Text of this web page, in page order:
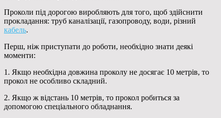
Проколи під дорогою виробляють для того, щоб здійснити
прокладання: труб каналізації, газопроводу, води, різний
кабель.
Перш, ніж приступати до роботи, необхідно знати деякі
моменти:
1. Якщо необхідна довжина проколу не досягає 10 метрів, то
прокол не особливо складний.
2. Якщо ж відстань 10 метрів, то прокол робиться за
допомогою спеціального обладнання.